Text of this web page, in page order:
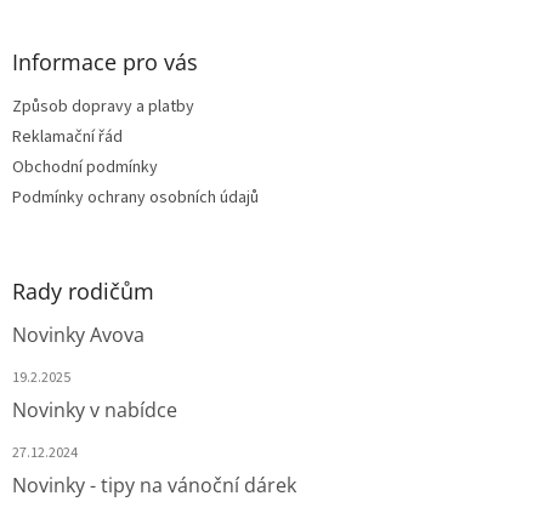
Informace pro vás
Způsob dopravy a platby
Reklamační řád
Obchodní podmínky
Podmínky ochrany osobních údajů
Rady rodičům
Novinky Avova
19.2.2025
Novinky v nabídce
27.12.2024
Novinky - tipy na vánoční dárek